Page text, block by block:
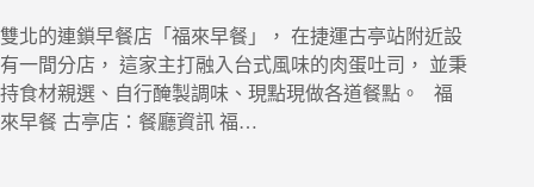
雙北的連鎖早餐店「福來早餐」， 在捷運古亭站附近設
有一間分店， 這家主打融入台式風味的肉蛋吐司， 並秉
持食材親選、自行醃製調味、現點現做各道餐點。 福
來早餐 古亭店：餐廳資訊 福…